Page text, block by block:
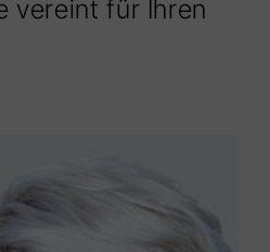
vereint für Ihren